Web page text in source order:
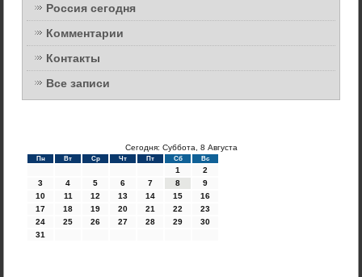
Россия сегодня
Комментарии
Контакты
Все записи
Сегодня: Суббота, 8 Августа
Пн Вт Ср Чт Пт Сб Вс
1
2
3
4 5 6 7 8
9
10
11 12 13 14 15
16
17
18 19 20 21 22
23
24
25 26 27 28 29
30
31